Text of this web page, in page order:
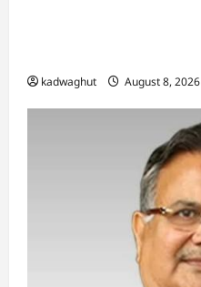
kadwaghut August 8, 2026